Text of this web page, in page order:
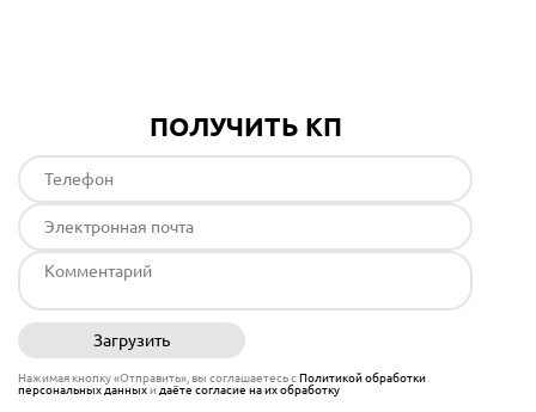
ПОЛУЧИТЬ КП
Загрузить
Нажимая кнопку «Отправить», вы соглашаетесь сПолитикой обработки
персональных данныхи даёте согласие на их обработку